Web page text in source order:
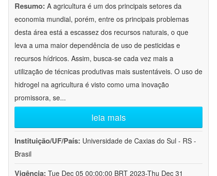
Resumo: A agricultura é um dos principais setores da
economia mundial, porém, entre os principais problemas
desta área está a escassez dos recursos naturais, o que
leva a uma maior dependência de uso de pesticidas e
recursos hídricos. Assim, busca-se cada vez mais a
utilização de técnicas produtivas mais sustentáveis. O uso de
hidrogel na agricultura é visto como uma inovação
promissora, se...
leia mais
Instituição/UF/País: Universidade de Caxias do Sul - RS -
Brasil
Vigência: Tue Dec 05 00:00:00 BRT 2023-Thu Dec 31